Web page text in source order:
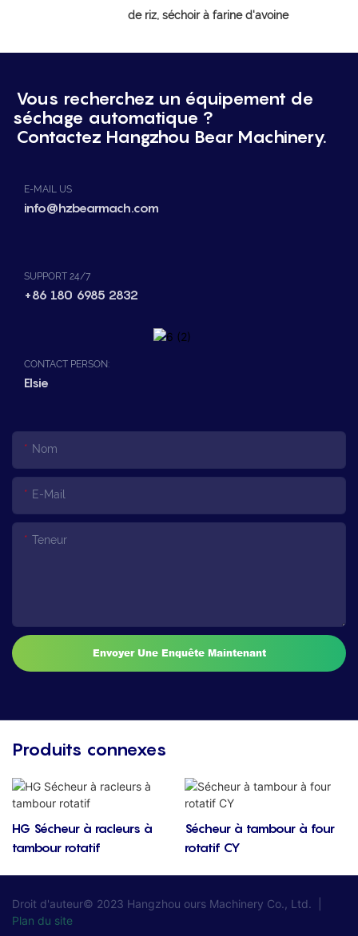
de riz, séchoir à farine d'avoine
Vous recherchez un équipement de
séchage automatique ?
Contactez Hangzhou Bear Machinery.
E-MAIL US
info@hzbearmach.com
SUPPORT 24/7
+86 180 6985 2832
CONTACT PERSON:
Elsie
Nom
E-Mail
Teneur
Envoyer Une Enquête Maintenant
Produits connexes
HG Sécheur à racleurs à
tambour rotatif
Sécheur à tambour à four
rotatif CY
Droit d'auteur© 2023 Hangzhou ours Machinery Co., Ltd.
Plan du site